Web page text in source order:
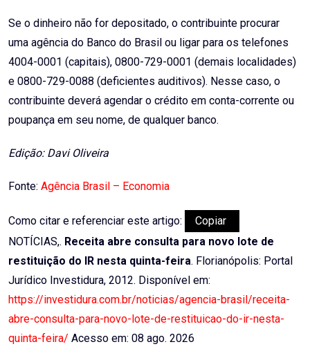
Se o dinheiro não for depositado, o contribuinte procurar
uma agência do Banco do Brasil ou ligar para os telefones
4004-0001 (capitais), 0800-729-0001 (demais localidades)
e 0800-729-0088 (deficientes auditivos). Nesse caso, o
contribuinte deverá agendar o crédito em conta-corrente ou
poupança em seu nome, de qualquer banco.
Edição: Davi Oliveira
Fonte: Agência Brasil – Economia
Como citar e referenciar este artigo:
Copiar
NOTÍCIAS,. Receita abre consulta para novo lote de
restituição do IR nesta quinta-feira. Florianópolis: Portal
Jurídico Investidura, 2012. Disponível em:
https://investidura.com.br/noticias/agencia-brasil/receita-
abre-consulta-para-novo-lote-de-restituicao-do-ir-nesta-
quinta-feira/ Acesso em: 08 ago. 2026